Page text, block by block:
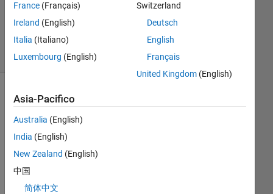
2
Visualizzazioni
(30 giorni)
Hi
France (Français)
Ireland (English)
Italia (Italiano)
Luxembourg (English)
Switzerland
Deutsch
English
Français
United Kingdom(English)
Asia-Pacifico
Australia (English)
India (English)
New Zealand (English)
中国
简体中文